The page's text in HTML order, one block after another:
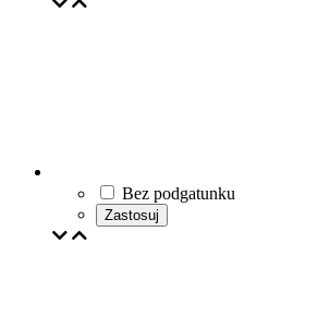
Bez podgatunku
Zastosuj